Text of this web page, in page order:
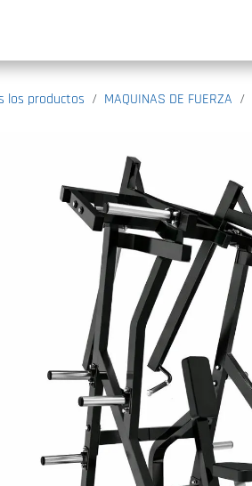
los productos MAQUINAS DE FUERZA